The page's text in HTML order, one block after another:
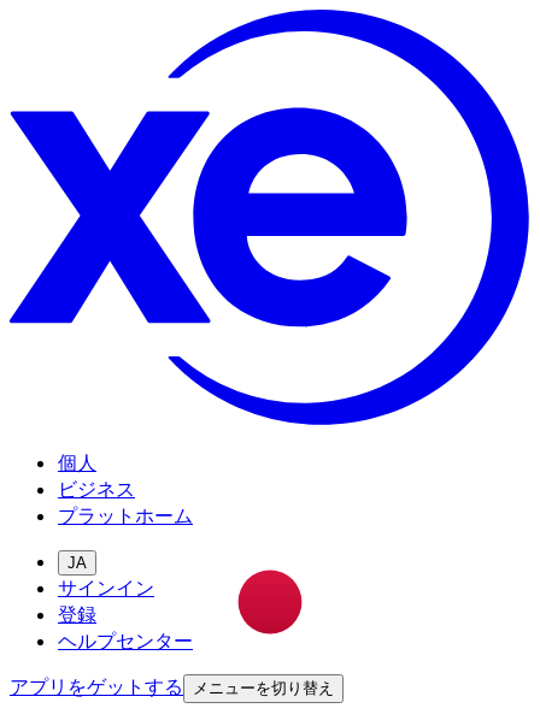
個人
ビジネス
プラットホーム
JA
サインイン
登録
ヘルプセンター
アプリをゲットする
メニューを切り替え